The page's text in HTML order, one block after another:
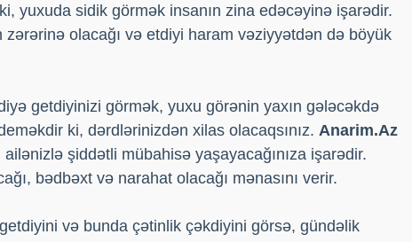
yuxuda sidik görmək insanın zina edəcəyinə işarədir.
olacağı və etdiyi haram vəziyyətdən də böyük
getdiyinizi görmək, yuxu görənin yaxın gələcəkdə
ki, dərdlərinizdən xilas olacaqsınız. Anarim.Az
şiddətli mübahisə yaşayacağınıza işarədir.
bədbəxt və narahat olacağı mənasını verir.
və bunda çətinlik çəkdiyini görsə, gündəlik